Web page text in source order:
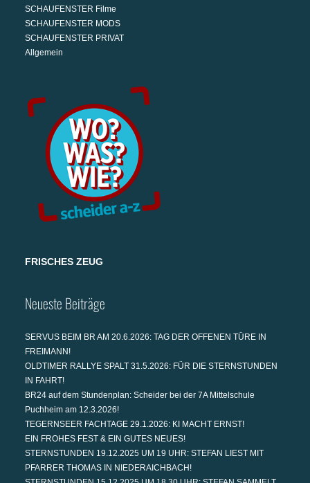
SCHAUFENSTER Filme
SCHAUFENSTER MODS
SCHAUFENSTER PRIVAT
Allgemein
FRISCHES ZEUG
Neueste Beiträge
SERVUS BEIM BR AM 20.6.2026: TAG DER OFFENEN TÜRE IN
FREIMANN!
OLDTIMER RALLYE SPALT 31.5.2026: FÜR DIE STERNSTUNDEN
IN FAHRT!
BR24 auf dem Stundenplan: Scheider bei der 7A Mittelschule
Puchheim am 12.3.2026!
TEGERNSEER FACHTAGE 29.1.2026: KI MACHT ERNST!
EIN FROHES FEST & EIN GUTES NEUES!
STERNSTUNDEN 19.12.2025 UM 19 UHR: STEFAN LIEST MIT
PFARRER THOMAS IN NIEDERAICHBACH!